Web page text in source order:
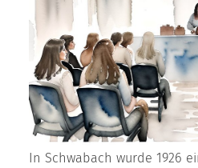
In Schwabach wurde 1926